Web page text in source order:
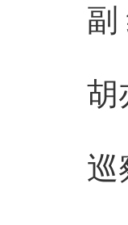
副
胡
巡察